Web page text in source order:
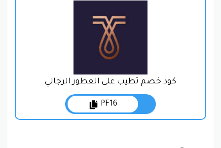
كود خصم تطيب على العطور الرجالي
PF16